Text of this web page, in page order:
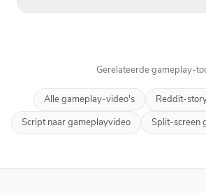
Gerelateerde gameplay-
Alle gameplay-video's
Reddit-
Script naar gameplayvideo
Split-screen